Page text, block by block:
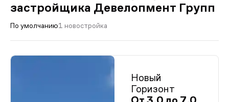
застройщика Девелопмент Групп
По умолчанию1 новостройка
Новый
Горизонт